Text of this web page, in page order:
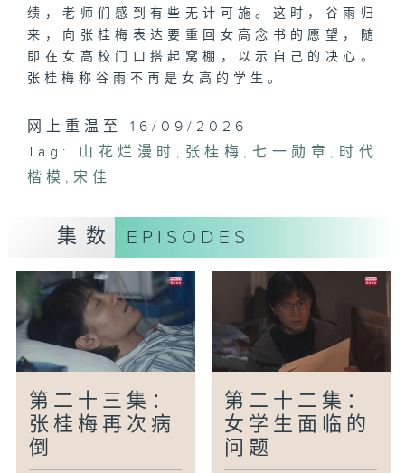
绩，老师们感到有些无计可施。这时，谷雨归
来，向张桂梅表达要重回女高念书的愿望，随
即在女高校门口搭起窝棚，以示自己的决心。
张桂梅称谷雨不再是女高的学生。
网上重温至 16/09/2026
Tag:
山花烂漫时 , 张桂梅 , 七一勋章 , 时代
楷模 , 宋佳
集数 EPISODES
第二十三集：
张桂梅再次病
倒
第二十二集：
女学生面临的
问题